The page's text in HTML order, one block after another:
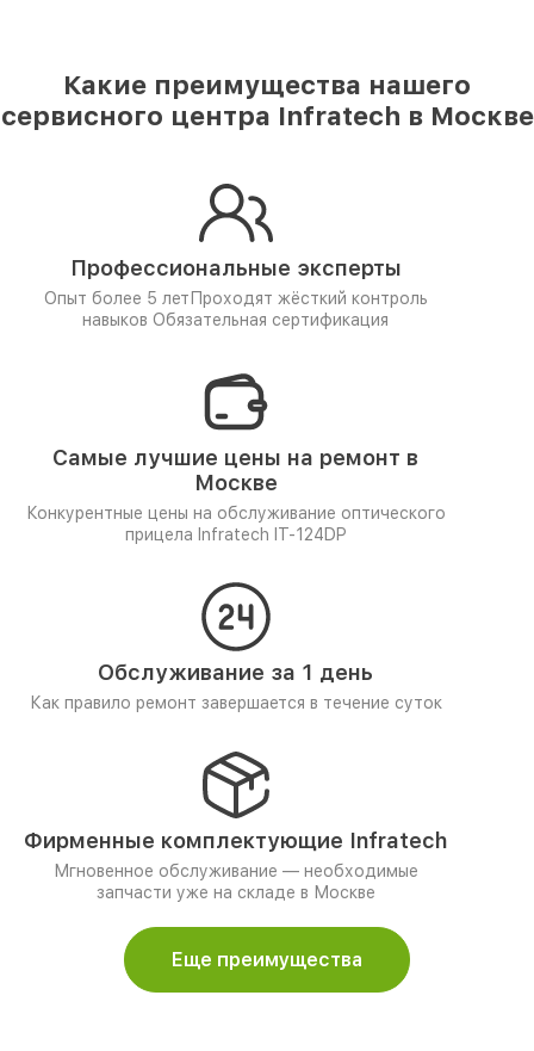
Какие преимущества нашего
сервисного центра Infratech в Москве
Профессиональные эксперты
Опыт более 5 лет Проходят жёсткий контроль
навыков Обязательная сертификация
Самые лучшие цены на ремонт в
Москве
Конкурентные цены на обслуживание оптического
прицела Infratech IT-124DP
Обслуживание за 1 день
Как правило ремонт завершается в течение суток
Фирменные комплектующие Infratech
Мгновенное обслуживание — необходимые
запчасти уже на складе в Москве
Еще преимущества